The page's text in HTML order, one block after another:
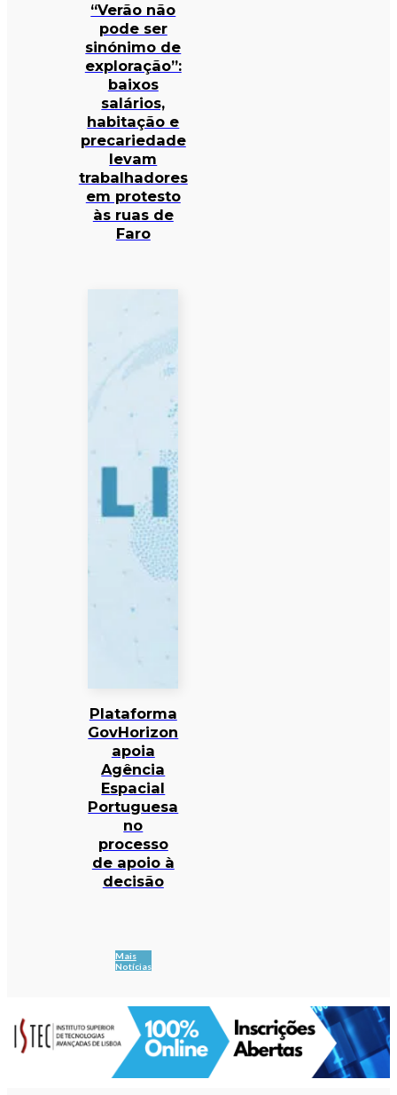
“Verão não
pode ser
sinónimo de
exploração”:
baixos
salários,
habitação e
precariedade
levam
trabalhadores
em protesto
às ruas de
Faro
Plataforma
GovHorizon
apoia
Agência
Espacial
Portuguesa
no
processo
de apoio à
decisão
Mais
Notícias